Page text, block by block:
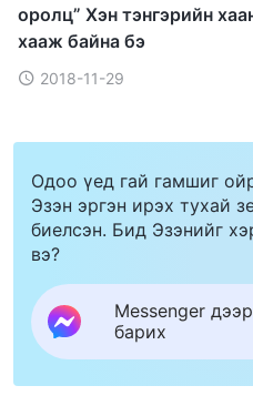
оролц” Хэн тэнгэрийн
хааж байна бэ
2018-11-29
Одоо үед гай гамшиг
Эзэн эргэн ирэх тухай
биелсэн. Бид Эзэнийг
вэ?
Messenger
барих